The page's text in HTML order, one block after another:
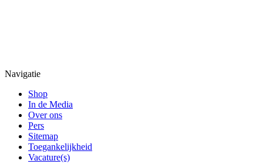
Navigatie
Shop
In de Media
Over ons
Pers
Sitemap
Toegankelijkheid
Vacature(s)